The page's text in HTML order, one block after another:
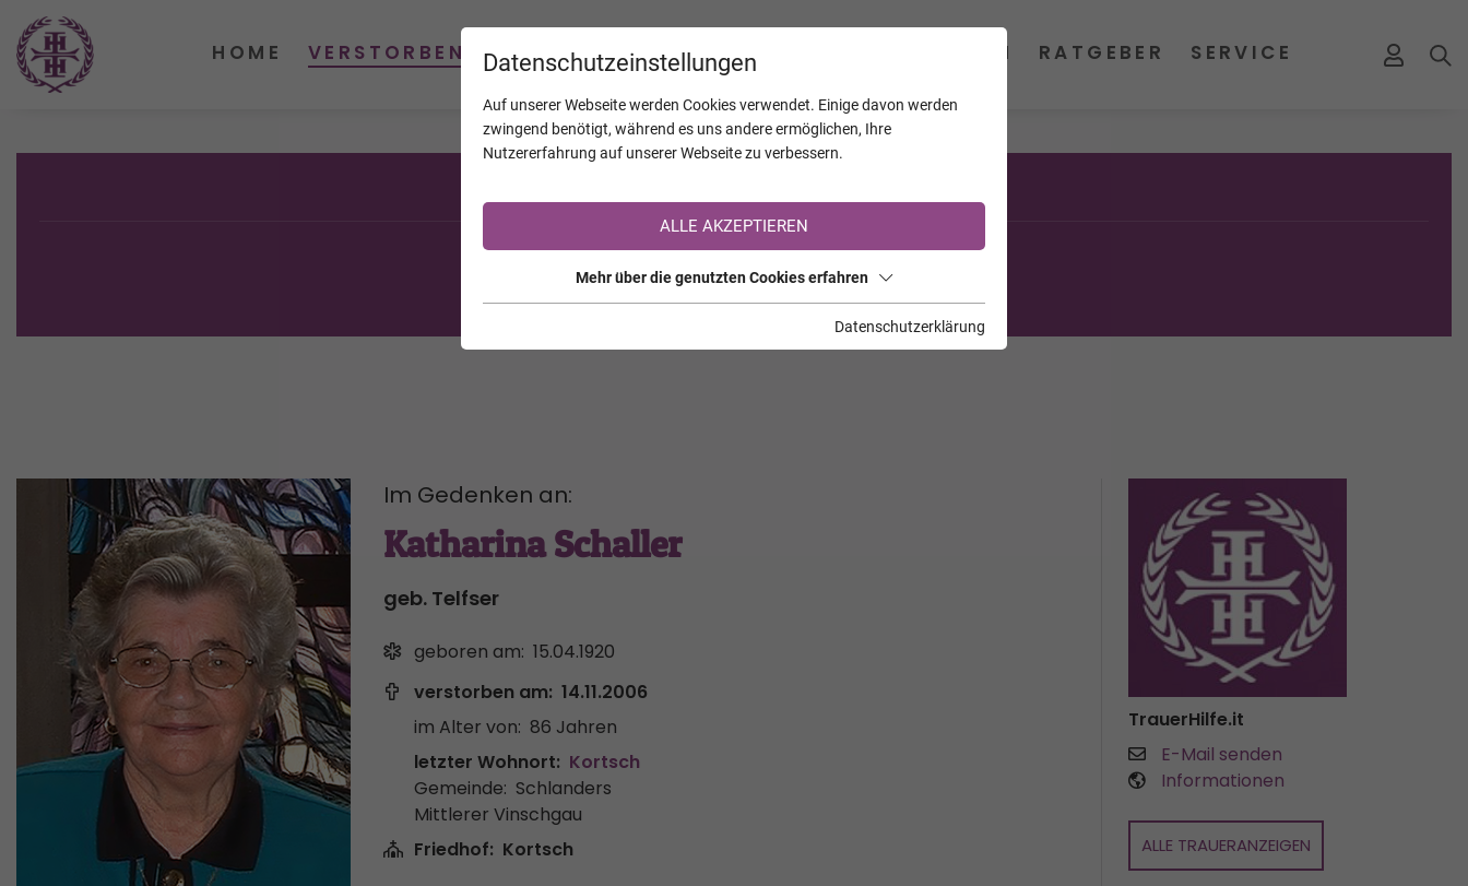
Sie sind noch nicht auf TrauerHilfe.it registriert?
>> zur kostenlosen Registrierung <<
Im Gedenken an:
Katharina Schaller
geb. Telfser
geboren am: 15.04.1920
verstorben am: 14.11.2006
im Alter von: 86 Jahren
letzter Wohnort: Kortsch
Gemeinde: Schlanders
Mittlerer Vinschgau
Friedhof: Kortsch
TrauerHilfe.it
E-Mail senden
Informationen
ALLE TRAUERANZEIGEN
Datenschutzeinstellungen
Auf unserer Webseite werden Cookies verwendet. Einige davon werden
zwingend benötigt, während es uns andere ermöglichen, Ihre
Nutzererfahrung auf unserer Webseite zu verbessern.
ALLE AKZEPTIEREN
Mehr über die genutzten Cookies erfahren
Datenschutzerklärung
HOME VERSTORBENE KALENDER JAHRESTAGE UNTERNEHMEN RATGEBER SERVICE